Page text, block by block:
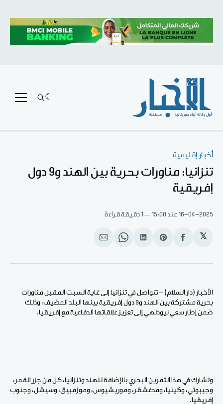
أخبار إقليمية
تنزانيا: مناورات بحرية بين الهند و9 دول
إفريقية
16-04-2025 عند 15:00 1 دقيقة قراءة
𝕏
انشر
الفيسبوك
Share
Pinterest
انشر
لينكد
Share
WhatsApp
انشر
الإيميل
الأخبار (دار السلام) – تتواصل في تنزانيا إلى غاية السبت المقبل مناورات
بحرية مشتركة بين الهند و9 دول إفريقية بينها البلد المضيف، وذلك
ضمن إطار سعي نيودلهي إلى تعزيز علاقاتها الدفاعية مع إفريقيا.
وتشارك في هذا التمرين البحري بالإضافة للهند وتنزانيا، كل من جزر القمر،
وجيبوتي، وكينيا، ومدغشقر، وموريشيوس، وموزمبيق، وسيشل، وجنوب
إفريقيا.